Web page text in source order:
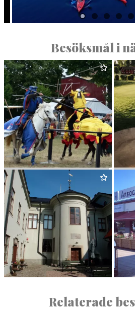
Besöksmål i
ARBO­GA MEDELTIDSDAGAR
Relaterade